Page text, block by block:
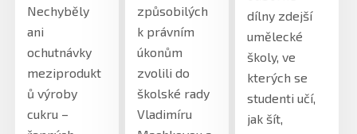
Nechyběly
ani
ochutnávky
meziprodukt
ů výroby
cukru –
způsobilých
k právním
úkonům
zvolili do
školské rady
Vladimíru
dílny zdejší
umělecké
školy, ve
kterých se
studenti učí,
jak šít,